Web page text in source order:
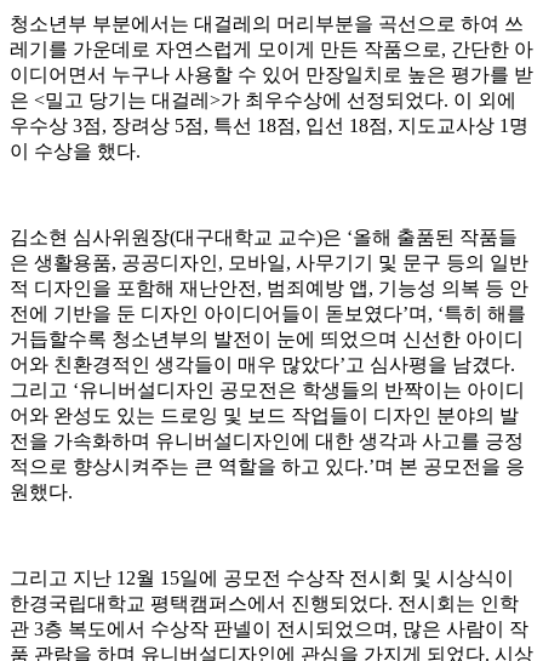
청소년부 부분에서는 대걸레의 머리부분을 곡선으로 하여 쓰
레기를 가운데로 자연스럽게 모이게 만든 작품으로, 간단한 아
이디어면서 누구나 사용할 수 있어 만장일치로 높은 평가를 받
은 <밀고 당기는 대걸레>가 최우수상에 선정되었다. 이 외에
우수상 3점, 장려상 5점, 특선 18점, 입선 18점, 지도교사상 1명
이 수상을 했다.
김소현 심사위원장(대구대학교 교수)은 ‘올해 출품된 작품들
은 생활용품, 공공디자인, 모바일, 사무기기 및 문구 등의 일반
적 디자인을 포함해 재난안전, 범죄예방 앱, 기능성 의복 등 안
전에 기반을 둔 디자인 아이디어들이 돋보였다’며, ‘특히 해를
거듭할수록 청소년부의 발전이 눈에 띄었으며 신선한 아이디
어와 친환경적인 생각들이 매우 많았다’고 심사평을 남겼다.
그리고 ‘유니버설디자인 공모전은 학생들의 반짝이는 아이디
어와 완성도 있는 드로잉 및 보드 작업들이 디자인 분야의 발
전을 가속화하며 유니버설디자인에 대한 생각과 사고를 긍정
적으로 향상시켜주는 큰 역할을 하고 있다.’며 본 공모전을 응
원했다.
그리고 지난 12월 15일에 공모전 수상작 전시회 및 시상식이
한경국립대학교 평택캠퍼스에서 진행되었다. 전시회는 인학
관 3층 복도에서 수상작 판넬이 전시되었으며, 많은 사람이 작
품 관람을 하며 유니버설디자인에 관심을 가지게 되었다. 시상